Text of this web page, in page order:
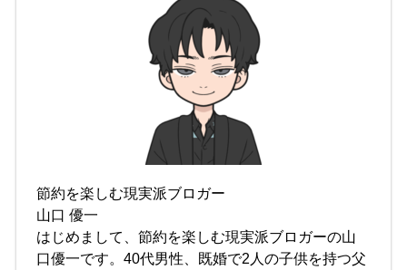
節約を楽しむ現実派ブロガー
山口 優一
はじめまして、節約を楽しむ現実派ブロガーの山
口優一です。40代男性、既婚で2人の子供を持つ父